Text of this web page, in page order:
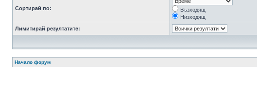
Сортирай по:
Възходящ
Низходящ
Лимитирай резултатите:
Начало форум